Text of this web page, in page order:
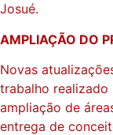
Josué.
AMPLIAÇÃO DO
Novas
trabalho realizado
ampliação de
entrega de